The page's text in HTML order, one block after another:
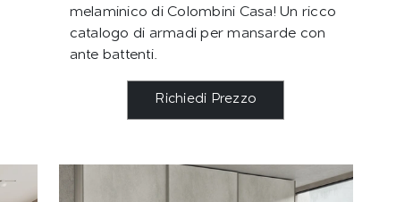
melaminico di Colombini Casa! Un ricco
catalogo di armadi per mansarde con
ante battenti.
Richiedi Prezzo